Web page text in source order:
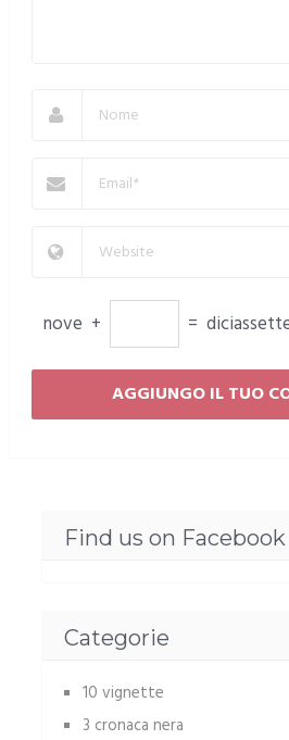
nove + =
Find us on Facebook
Categorie
10 vignette
3 cronaca nera